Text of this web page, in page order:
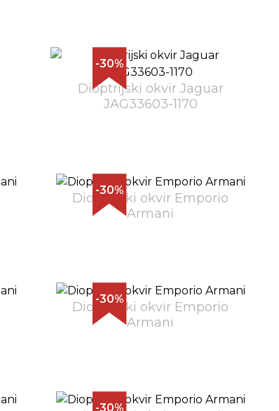
-30%
Dioptrijski okvir Jaguar
JAG33603-1170
-30%
Dioptrijski okvir Emporio
Armani
-30%
Dioptrijski okvir Emporio
Armani
-30%